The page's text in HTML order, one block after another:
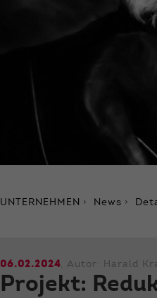
UNTERNEHMEN News
06.02.2024, Autor: Harald
Projekt: